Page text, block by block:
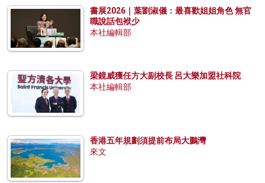
書展2026｜葉劉淑儀：最喜歡姐姐角色 無官
職說話包袱少
本社編輯部
梁鏡威獲任方大副校長 呂大樂加盟社科院
本社編輯部
香港五年規劃須提前布局大鵬灣
來文